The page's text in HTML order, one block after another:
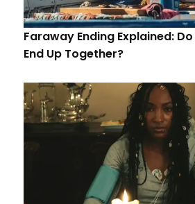
Faraway Ending Explained:
End Up Together?